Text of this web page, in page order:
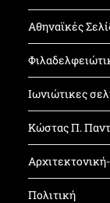
Αθηναϊκές
Ιωνιώτικες
Κώστας Π.
Πολιτική